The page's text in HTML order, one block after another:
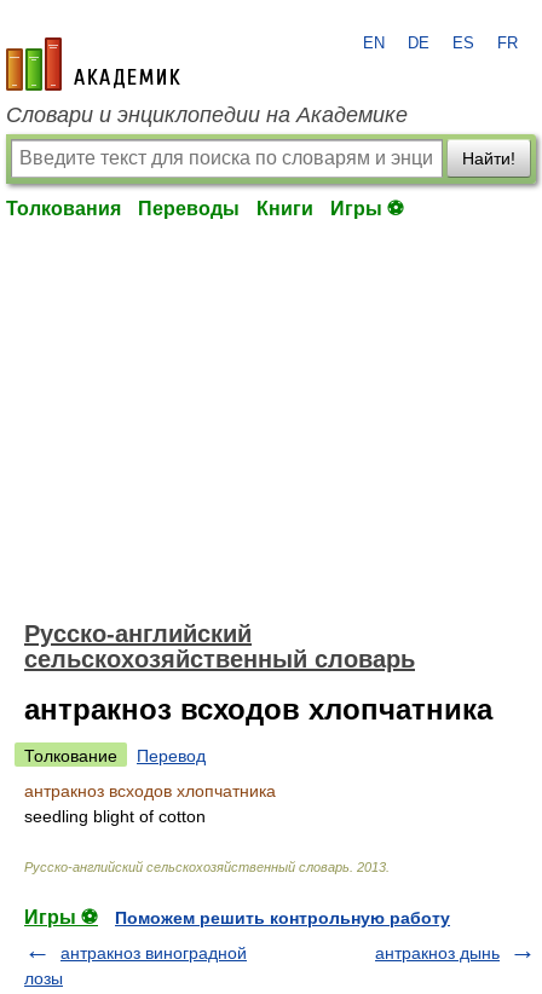
academic.ru
EN DE ES FR
Словари и энциклопедии на Академике
Найти!
Толкования Переводы Книги Игры ⚽
Русско-английский
сельскохозяйственный словарь
антракноз всходов хлопчатника
Толкование
Перевод
антракноз всходов хлопчатника
seedling blight of cotton
Русско-английский сельскохозяйственный словарь 2013
Игры ⚽
Поможем решить контрольную работу
антракноз виноградной
лозы
антракноз дынь